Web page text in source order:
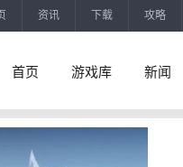
资讯 下载 攻略
首页 游戏库 新闻